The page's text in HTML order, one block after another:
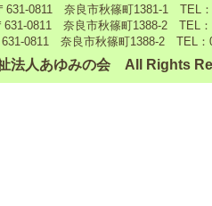
0811 奈良市秋篠町1381-1 TEL
0811 奈良市秋篠町1388-2 TEL：
奈良市秋篠町1388-2 TEL：
法人あゆみの会 All Rights